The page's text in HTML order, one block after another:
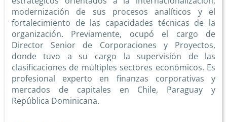
modernización de sus procesos analíticos y el
fortalecimiento de las capacidades técnicas de la
organización. Previamente, ocupó el cargo de
Director Senior de Corporaciones y Proyectos,
donde tuvo a su cargo la supervisión de las
clasificaciones de múltiples sectores económicos. Es
profesional experto en finanzas corporativas y
mercados de capitales en Chile, Paraguay y
República Dominicana.